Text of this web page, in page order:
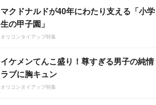
マクドナルドが40年にわたり支える「小学
生の甲子園」
オリコンタイアップ特集
イケメンてんこ盛り！尊すぎる男子の純情
ラブに胸キュン
オリコンタイアップ特集